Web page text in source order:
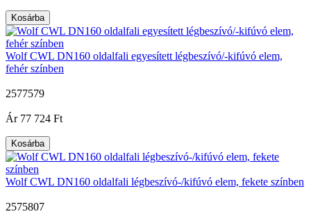
Kosárba
Wolf CWL DN160 oldalfali egyesített légbeszívó/-kifúvó elem,
fehér színben
2577579
Ár 77 724 Ft
Kosárba
Wolf CWL DN160 oldalfali légbeszívó-/kifúvó elem, fekete színben
2575807